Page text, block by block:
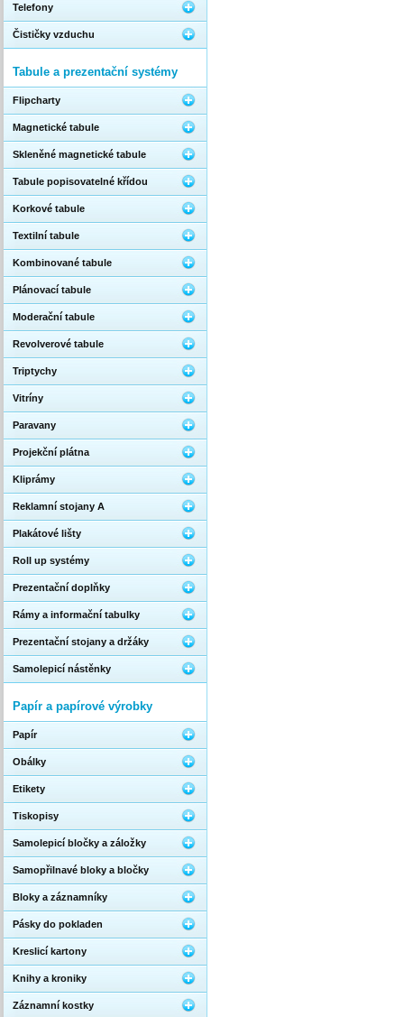
Telefony
Čističky vzduchu
Tabule a prezentační systémy
Flipcharty
Magnetické tabule
Skleněné magnetické tabule
Tabule popisovatelné křídou
Korkové tabule
Textilní tabule
Kombinované tabule
Plánovací tabule
Moderační tabule
Revolverové tabule
Triptychy
Vitríny
Paravany
Projekční plátna
Kliprámy
Reklamní stojany A
Plakátové lišty
Roll up systémy
Prezentační doplňky
Rámy a informační tabulky
Prezentační stojany a držáky
Samolepicí nástěnky
Papír a papírové výrobky
Papír
Obálky
Etikety
Tiskopisy
Samolepicí bločky a záložky
Samopřilnavé bloky a bločky
Bloky a záznamníky
Pásky do pokladen
Kreslicí kartony
Knihy a kroniky
Záznamní kostky